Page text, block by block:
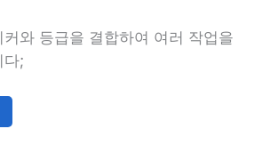
와 등급을 결합하여 여러 작업을
다;